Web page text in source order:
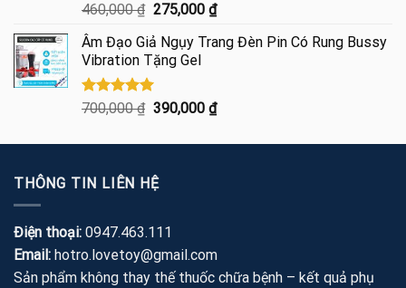
Được xếp
5.00
5 sao
460,000₫ Giá
là:
460,000 ₫.
275,000 ₫Giá
tại
Âm Đạo Giả Ngụy Trang Đèn Pin Có Rung Bussy
Vibration Tặng Gel
Được xếp
5.00
700,000₫ Giá
là:
390,000 ₫Giá
tại
THÔNG TIN LIÊN HỆ
Điện thoại: 0947.463.111
Email: hotro.lovetoy@gmail.com
Sản phẩm không thay thế thuốc chữa bệnh – kết quả phụ